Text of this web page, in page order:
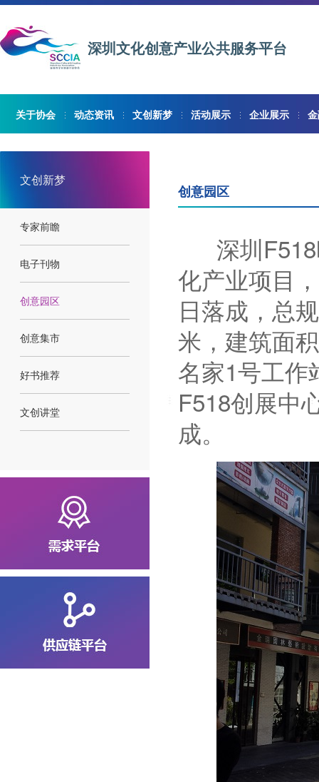
深圳文化创意产业公共服务平台
关于协会 动态资讯 文创新梦 活动展示 企业展示
文创新梦
专家前瞻
电子刊物
创意园区
创意集市
好书推荐
文创讲堂
创意园区
深圳F518
化产业项目
日落成，总
米，建筑面
名家1号工作
F518创展中
成。